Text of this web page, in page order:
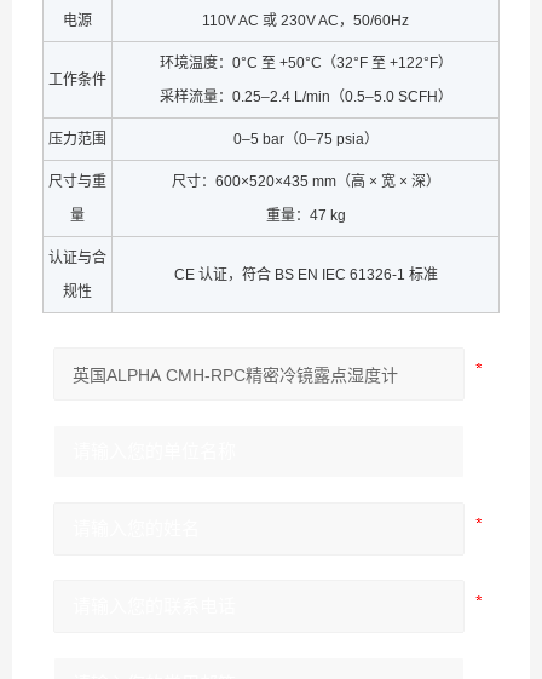
电源 110V AC 或 230V AC，50/60Hz
工作条件
环境温度：0°C 至 +50°C（32°F 至 +122°F）
采样流量：0.25–2.4 L/min（0.5–5.0 SCFH）
压力范围 0–5 bar（0–75 psia）
尺寸与重
量
尺寸：600×520×435 mm（高 × 宽 × 深）
重量：47 kg
认证与合
规性
CE 认证，符合 BS EN IEC 61326-1 标准